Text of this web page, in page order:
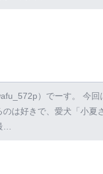
）でーす。 今
のは好きで、愛犬「小
…